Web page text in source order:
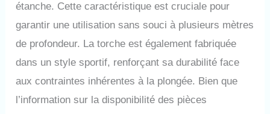
étanche. Cette caractéristique est cruciale pour
garantir une utilisation sans souci à plusieurs mètres
de profondeur. La torche est également fabriquée
dans un style sportif, renforçant sa durabilité face
aux contraintes inhérentes à la plongée. Bien que
l’information sur la disponibilité des pièces